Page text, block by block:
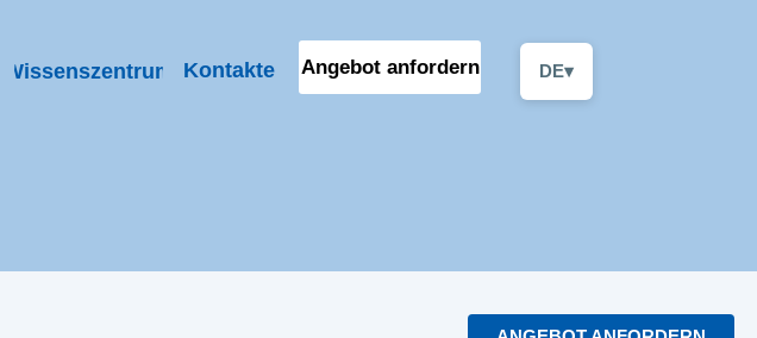
Angebot anfordern
Kontakte
Wissenszentrum DE▾